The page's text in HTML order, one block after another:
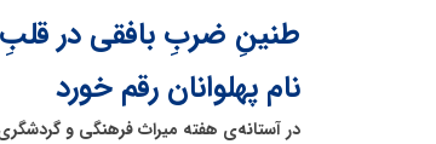
طنینِ ضربِ بافقی در
نام پهلوانان رقم خورد
در آستانه‌ی هفته میراث فرهنگی و